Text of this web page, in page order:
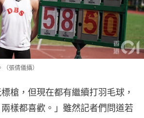
張倩儀攝）
標槍，但現在都有繼續打羽毛球，
樣都喜歡。」雖然記者們問道若